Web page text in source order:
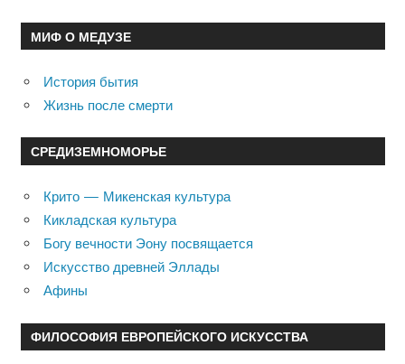
МИФ О МЕДУЗЕ
История бытия
Жизнь после смерти
СРЕДИЗЕМНОМОРЬЕ
Крито — Микенская культура
Кикладская культура
Богу вечности Эону посвящается
Искусство древней Эллады
Афины
ФИЛОСОФИЯ ЕВРОПЕЙСКОГО ИСКУССТВА